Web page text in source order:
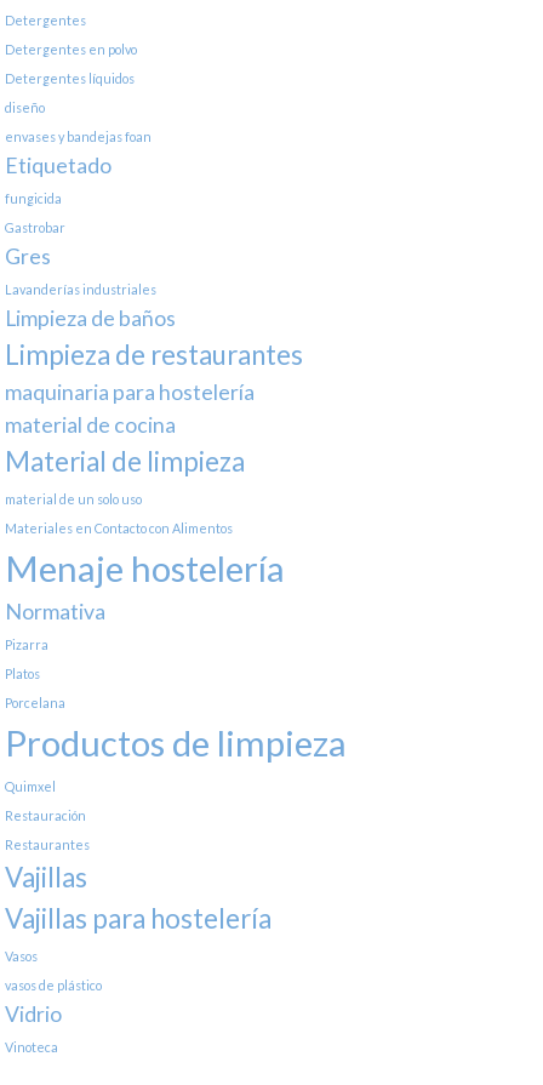
Detergentes
Detergentes en polvo
Detergentes líquidos
diseño
envases y bandejas foan
Etiquetado
fungicida
Gastrobar
Gres
Lavanderías industriales
Limpieza de baños
Limpieza de restaurantes
maquinaria para hostelería
material de cocina
Material de limpieza
material de un solo uso
Materiales en Contacto con Alimentos
Menaje hostelería
Normativa
Pizarra
Platos
Porcelana
Productos de limpieza
Quimxel
Restauración
Restaurantes
Vajillas
Vajillas para hostelería
Vasos
vasos de plástico
Vidrio
Vinoteca